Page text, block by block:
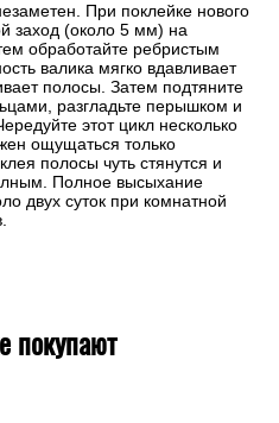
При поклейке нового
заход (около 5 мм) на
обработайте ребристым
валика мягко вдавливает
полосы. Затем подтяните
разгладьте перышком и
этот цикл несколько
ощущаться только
полосы чуть стянутся и
Полное высыхание
двух суток при комнатной
покупают